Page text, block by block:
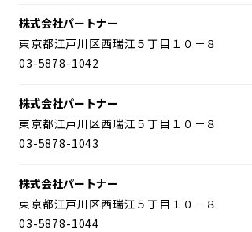
株式会社パートナー
東京都江戸川区西瑞江５丁目１０－８
03-5878-1042
株式会社パートナー
東京都江戸川区西瑞江５丁目１０－８
03-5878-1043
株式会社パートナー
東京都江戸川区西瑞江５丁目１０－８
03-5878-1044